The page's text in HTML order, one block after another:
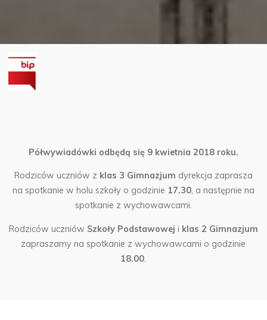
Półwywiadówki odbędą się 9 kwietnia 2018 roku.
Rodziców uczniów z klas 3 Gimnazjum dyrekcja zaprasza
na spotkanie w holu szkoły o godzinie 17.30, a następnie na
spotkanie z wychowawcami.
Rodziców uczniów Szkoły Podstawowej i klas 2 Gimnazjum
zapraszamy na spotkanie z wychowawcami o godzinie
18.00.